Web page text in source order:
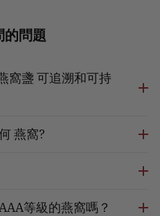
的問題
窩盞 可追溯和可持
燕窩?
等級的燕窩嗎？